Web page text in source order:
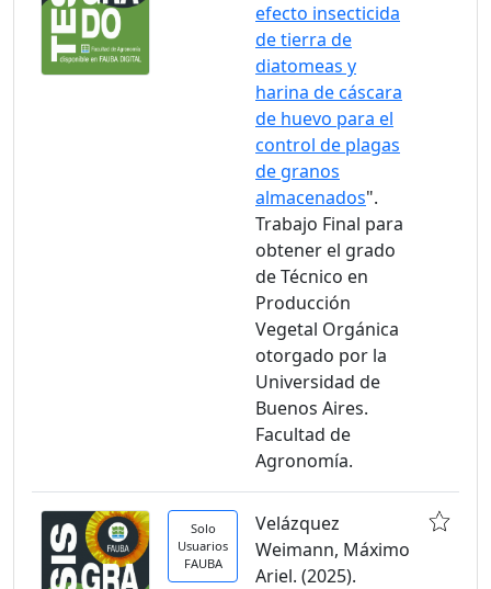
efecto insecticida
de tierra de
diatomeas y
harina de cáscara
de huevo para el
control de plagas
de granos
almacenados".
Trabajo Final para
obtener el grado
de Técnico en
Producción
Vegetal Orgánica
otorgado por la
Universidad de
Buenos Aires.
Facultad de
Agronomía.
Solo
Usuarios
FAUBA
Velázquez
Weimann, Máximo
Ariel. (2025).